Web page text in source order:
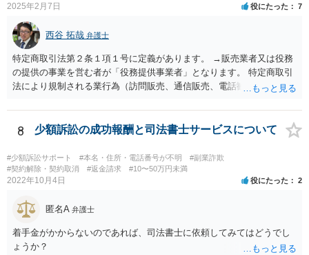
2025年2月7日 役にたった 7
西谷 拓哉 弁護士
特定商取引法第２条１項１号に定義があります。 →販売業者又は役務
の提供の事業を営む者が「役務提供事業者」となります。 特定商取引
法により規制される業行為（訪問販売、通信販売、電話勧誘販売な
を守る必要があります。
8 少額訴訟の成功報酬と司法書士サービスについて
#少額訴訟サポート #本名・住所・電話番号が不明
#副業詐欺
#契約解除・契約取消
#返金請求 #10〜50万円未満
2022年10月4日 役にたった 2
匿名A 弁護士
着手金がかからないのであれば、司法書士に依頼してみてはどうでし
ょうか？